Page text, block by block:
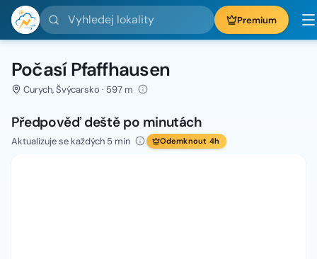
Vyhledej lokality Premium
Počasí Pfaffhausen
Curych, Švýcarsko · 597 m
Předpověď deště po minutách
Aktualizuje se každých 5 min Odemknout 4h